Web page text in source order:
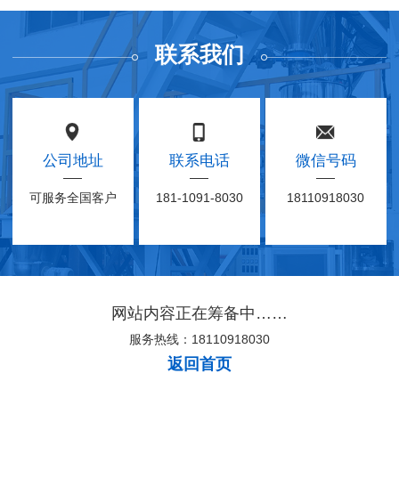
联系我们
公司地址
可服务全国客户
联系电话
181-1091-8030
微信号码
18110918030
网站内容正在筹备中……
服务热线：18110918030
返回首页